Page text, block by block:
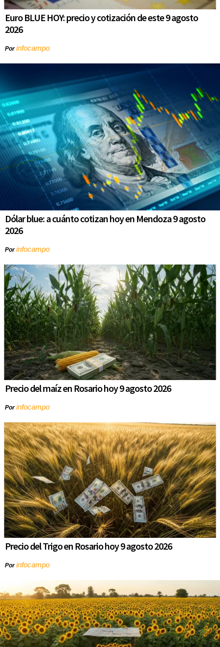
Euro BLUE HOY: precio y cotización de este 9 agosto
2026
Porinfocampo
Dólar blue: a cuánto cotizan hoy en Mendoza 9 agosto
2026
Porinfocampo
Precio del maíz en Rosario hoy 9 agosto 2026
Porinfocampo
Precio del Trigo en Rosario hoy 9 agosto 2026
Porinfocampo